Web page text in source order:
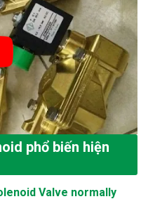
phổ biến hiện
Valve normally